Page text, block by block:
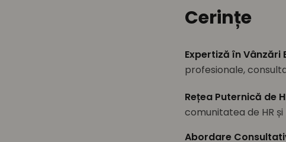
Cerințe
Expertiză în Vânzări
profesionale,
Rețea Puternică de
comunitatea de HR
Abordare